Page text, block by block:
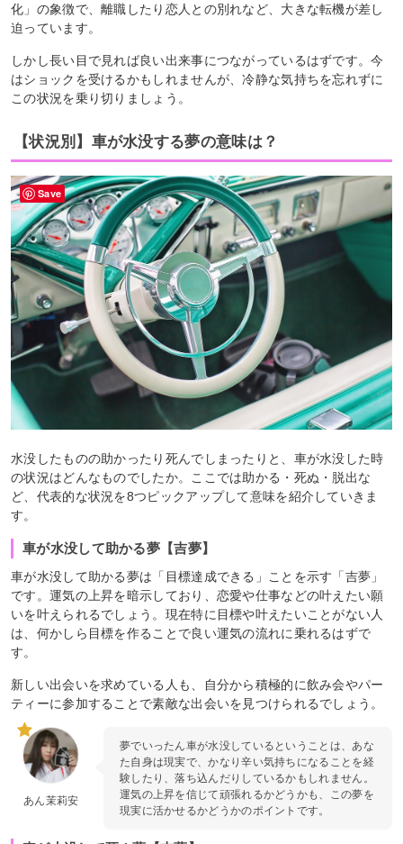
化」の象徴で、離職したり恋人との別れなど、大きな転機が差し
迫っています。
しかし長い目で見れば良い出来事につながっているはずです。今
はショックを受けるかもしれませんが、冷静な気持ちを忘れずに
この状況を乗り切りましょう。
【状況別】車が水没する夢の意味は？
水没したものの助かったり死んでしまったりと、車が水没した時
の状況はどんなものでしたか。ここでは助かる・死ぬ・脱出な
ど、代表的な状況を8つピックアップして意味を紹介していきま
す。
車が水没して助かる夢【吉夢】
車が水没して助かる夢は「目標達成できる」ことを示す「吉夢」
です。運気の上昇を暗示しており、恋愛や仕事などの叶えたい願
いを叶えられるでしょう。現在特に目標や叶えたいことがない人
は、何かしら目標を作ることで良い運気の流れに乗れるはずで
す。
新しい出会いを求めている人も、自分から積極的に飲み会やパー
ティーに参加することで素敵な出会いを見つけられるでしょう。
あん茉莉安
夢でいったん車が水没しているということは、あな
た自身は現実で、かなり辛い気持ちになることを経
験したり、落ち込んだりしているかもしれません。
運気の上昇を信じて頑張れるかどうかも、この夢を
現実に活かせるかどうかのポイントです。
Save